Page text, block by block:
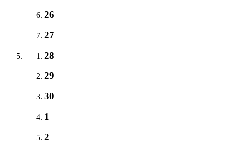
26
27
28
29
30
1
2